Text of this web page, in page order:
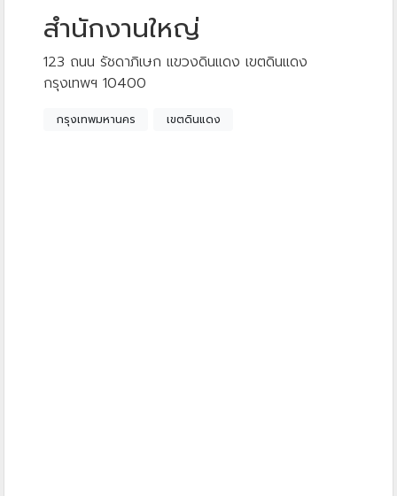
สำนักงานใหญ่
123 ถนน รัชดาภิเษก แขวงดินแดง เขตดินแดง
กรุงเทพฯ 10400
กรุงเทพมหานคร เขตดินแดง